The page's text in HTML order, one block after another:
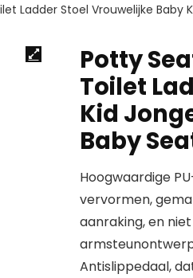
Ladder Stoel Vrouwelijke
Potty
Toilet
Kid
Baby
Hoogwaardige
vervormen,
aanraking, en
Antislippedaal,